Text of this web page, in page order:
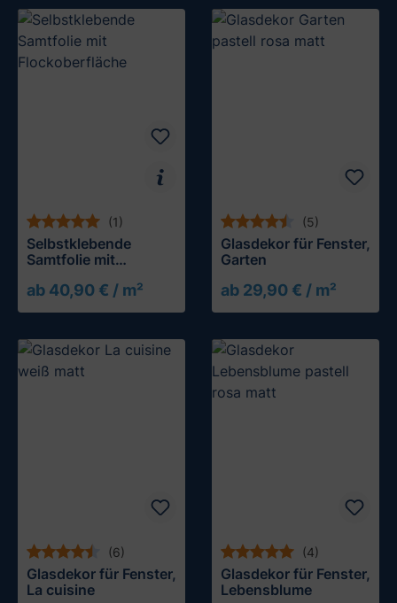
(1)
Selbstklebende
Samtfolie mit
ab 40,90 € / m²
(5)
Glasdekor für Fenster,
Garten
ab 29,90 € / m²
(6)
Glasdekor für Fenster,
La cuisine
(4)
Glasdekor für Fenster,
Lebensblume